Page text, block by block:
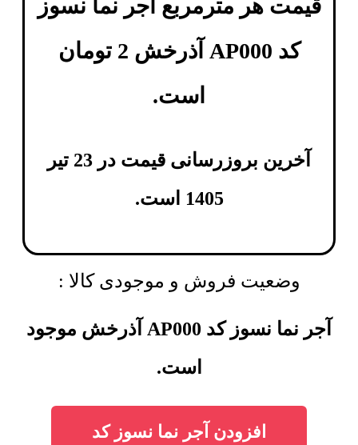
قیمت هر مترمربع آجر نما نسوز
کد AP000 آذرخش
2 تومان
است.
آخرین بروزرسانی قیمت در 23 تیر
1405 است.
وضعیت فروش و موجودی کالا :
آجر نما نسوز کد AP000 آذرخش موجود
است.
افزودن آجر نما نسوز کد